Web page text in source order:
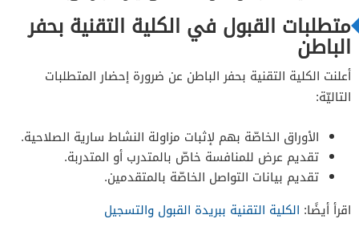
متطلبات القبول في الكلية التقنية بحفر
الباطن
أعلنت الكلية التقنية بحفر الباطن عن ضرورة إحضار المتطلبات
التاليّة:
الأوراق الخاصّة بهم لإثبات مزاولة النشاط سارية الصلاحية.
تقديم عرض للمنافسة خاصّ بالمتدرب أو المتدربة.
تقديم بيانات التواصل الخاصّة بالمتقدمين.
اقرأ أيضًا: الكلية التقنية ببريدة القبول والتسجيل